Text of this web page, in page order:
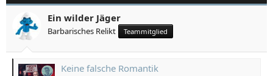
Ein wilder Jäger
Barbarisches Relikt Teammitglied
Keine falsche Romantik